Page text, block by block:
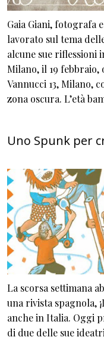
Gaia Giani, fotografa
lavorato sul tema
alcune sue riflessioni
Milano, il 19 febbraio,
Vannucci 13, Milano,
zona oscura. L’età
Uno Spunk per
La scorsa settimana
una rivista spagnola,
anche in Italia. Oggi
di due delle sue